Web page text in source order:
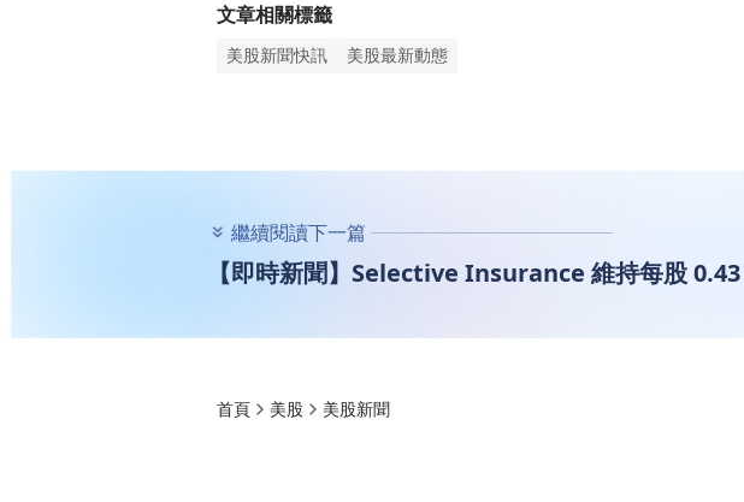
文章相關標籤
美股新聞快訊 美股最新動態
繼續閱讀下一篇
【即時新聞】Selective Insurance 維持每股
首頁 美股 美股新聞